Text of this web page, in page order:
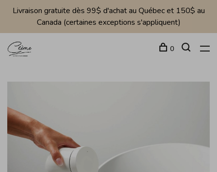
Livraison gratuite dès 99$ d'achat au Québec et 150$ au
Canada (certaines exceptions s'appliquent)
0